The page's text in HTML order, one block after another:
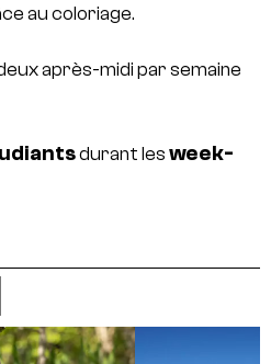
au coloriage.
après-midi par semaine
durant les week-